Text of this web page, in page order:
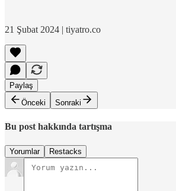
21 Şubat 2024 | tiyatro.co
Paylaş
Önceki
Sonraki
Bu post hakkında tartışma
Yorumlar Restacks